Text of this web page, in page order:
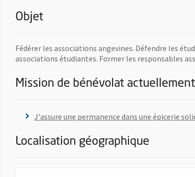
Objet
Fédérer les associations angevines. Défendre les
associations étudiantes. Former les responsables
Mission de bénévolat
J'assure une permanence dans une épicerie
Localisation géographique
NOUVELLE FENÊTRE